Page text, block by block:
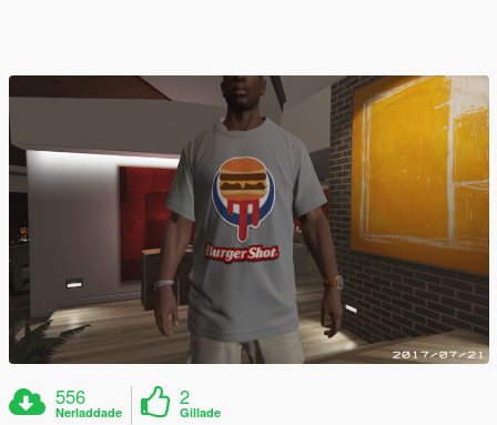
556
Nerladdade
2
Gillade